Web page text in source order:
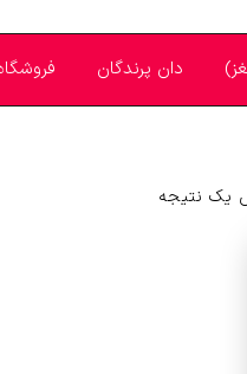
دان پرندگان
یک نتیجه